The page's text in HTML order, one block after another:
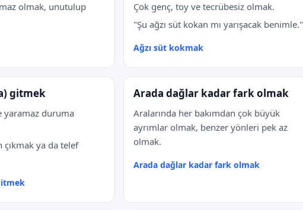
olmak, unutulup
Çok genç, toy ve tecrübesiz olmak.
"Şu ağzı süt kokan mı yarışacak benimle."
Ağzı süt kokmak
gitmek
yaramaz duruma
çıkmak ya da telef
Arada dağlar kadar fark olmak
Aralarında her bakımdan çok büyük
ayrımlar olmak, benzer yönleri pek az
olmak.
Arada dağlar kadar fark olmak